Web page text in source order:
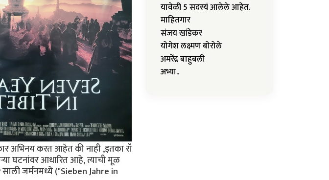
अभिनय करत आहेत की नाही ,इतका रॉ
घटनांवर आधारित आहे, त्याची मूळ
जर्मनमध्ये ("Sieben Jahre in
यावेळी 5 सदस्यं आलेले आहेत.
माहितगार
संजय खांडेकर
योगेश लक्ष्मण बोरोले
अमरेंद्र बाहुबली
अभ्या..